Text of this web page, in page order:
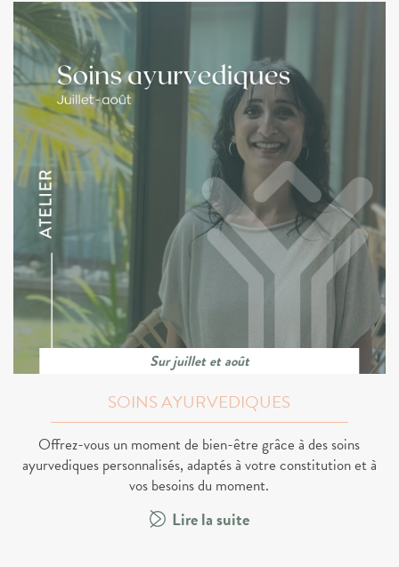
Sur juillet et août
SOINS AYURVEDIQUES
Offrez-vous un moment de bien-être grâce à des soins
ayurvediques personnalisés, adaptés à votre constitution et à
vos besoins du moment.
Lire la suite